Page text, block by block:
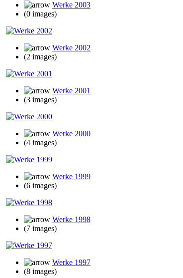
Werke 2003
(0 images)
Werke 2002
(2 images)
Werke 2001
(3 images)
Werke 2000
(4 images)
Werke 1999
(6 images)
Werke 1998
(7 images)
Werke 1997
(8 images)